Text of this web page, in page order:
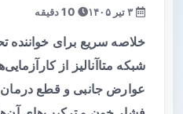
خلاصه سریع برای خواننده
شبکه متاآنالیز از
عوارض جانبی و قطع